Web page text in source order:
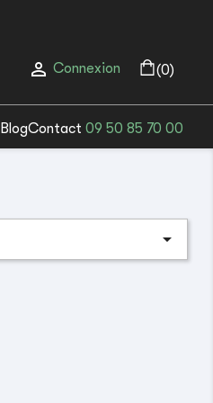
 Connexion (0)
BlogContact 09 50 85 70 00
